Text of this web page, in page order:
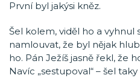
První byl jakýsi kněz.
Šel kolem, viděl ho a vyhnul
namlouvat, že byl nějak
ho. Pán Ježíš jasně řekl, že
Navíc „sestupoval“ – šel